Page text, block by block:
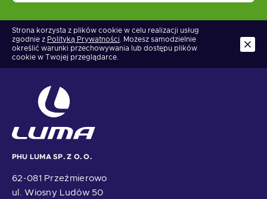
Strona korzysta z plików cookie w celu realizacji usług
zgodnie z Polityką Prywatności. Możesz samodzielnie
określić warunki przechowywania lub dostępu plików
cookie w Twojej przeglądarce.
PHU LUMA SP. Z O. O.
62-081 Przeźmierowo
ul. Wiosny Ludów 50